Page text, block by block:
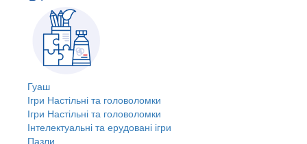
Гуаш
Ігри Настільні та головоломки
Ігри Настільні та головоломки
Інтелектуальні та ерудовані ігри
Пазли